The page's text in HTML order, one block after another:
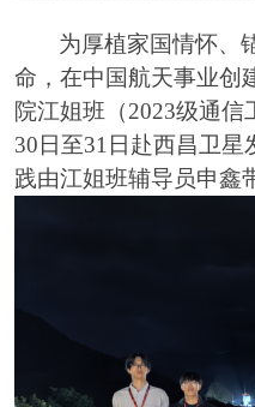
为厚植家国情怀、
命，在中国航天事业创
院江姐班（2023级通信
30 日至31 日赴西昌卫星
践由江姐班辅导员申鑫